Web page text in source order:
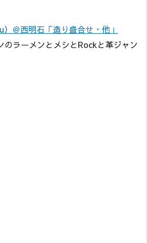
＠西明石「造り盛合せ・他」
のラーメンとメシとRockと革ジャン